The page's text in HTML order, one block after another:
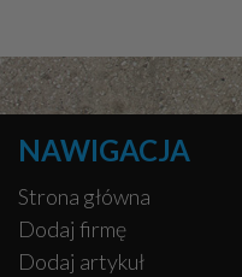
NAWIGACJA
Strona główna
Dodaj firmę
Dodaj artykuł